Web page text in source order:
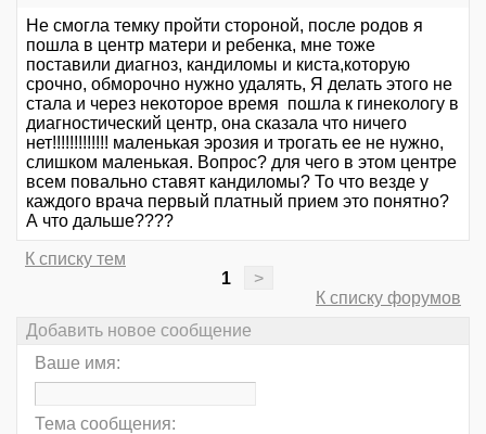
Не смогла темку пройти стороной, после родов я
пошла в центр матери и ребенка, мне тоже
поставили диагноз, кандиломы и киста,которую
срочно, обморочно нужно удалять, Я делать этого не
стала и через некоторое время пошла к гинекологу в
диагностический центр, она сказала что ничего
нет!!!!!!!!!!!!! маленькая эрозия и трогать ее не нужно,
слишком маленькая. Вопрос? для чего в этом центре
всем повально ставят кандиломы? То что везде у
каждого врача первый платный прием это понятно?
А что дальше????
К списку тем
1
>
К списку форумов
Добавить новое сообщение
Ваше имя:
Тема сообщения: